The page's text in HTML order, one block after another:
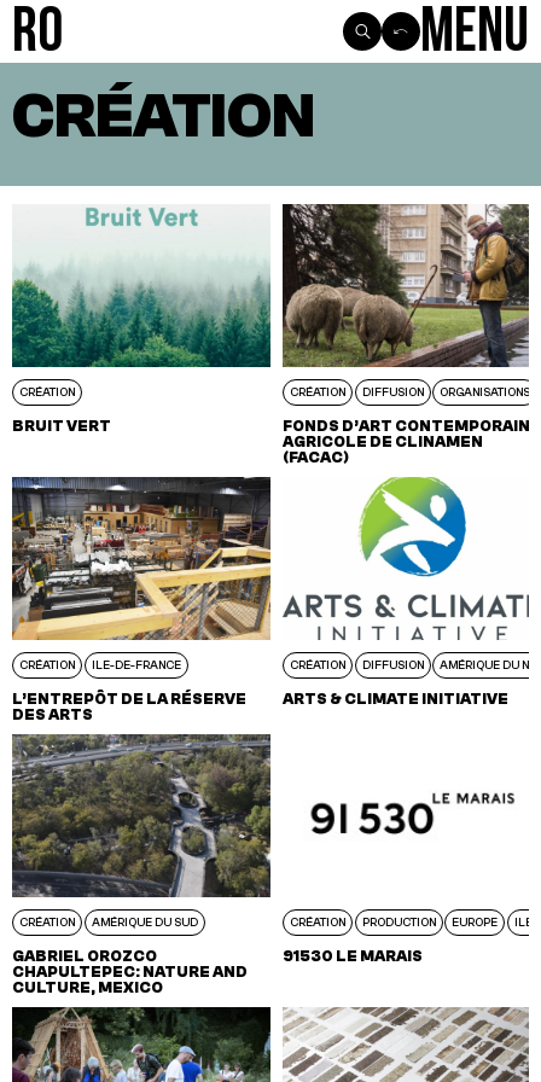
R0 Menu
VOIR TOUS LES ARTICLES
CRÉATION
CRÉATION
BRUIT VERT
CRÉATION DIFFUSION ORGANISATIONS
FONDS D’ART CONTEMPORAIN
AGRICOLE DE CLINAMEN
(FACAC)
CRÉATION ILE-DE-FRANCE
L’ENTREPÔT DE LA RÉSERVE
DES ARTS
CRÉATION DIFFUSION AMÉRIQUE DU
ARTS & CLIMATE INITIATIVE
CRÉATION AMÉRIQUE DU SUD
GABRIEL OROZCO
CHAPULTEPEC: NATURE AND
CULTURE, MEXICO
CRÉATION PRODUCTION EUROPE ILE-
91530 LE MARAIS